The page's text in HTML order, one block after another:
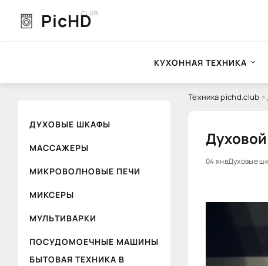
PicHD
CLUB
КУХОННАЯ ТЕХНИКА
ДУХОВЫЕ ШКАФЫ
МАССАЖЕРЫ
МИКРОВОЛНОВЫЕ ПЕЧИ
МИКСЕРЫ
МУЛЬТИВАРКИ
ПОСУДОМОЕЧНЫЕ МАШИНЫ
БЫТОВАЯ ТЕХНИКА В
Техника pichd.club »
04 янвДуховые
0 1